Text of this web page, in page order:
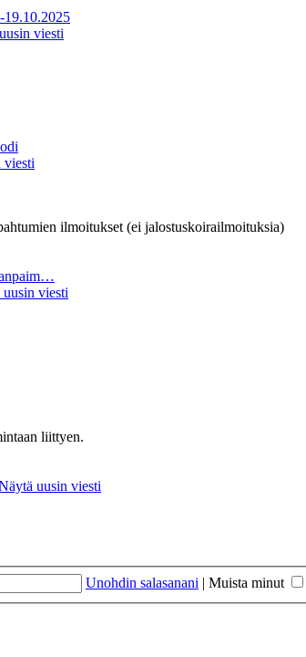
viesti
viesti
ilmoitukset (ei jalostuskoirailmoituksia)
uusin viesti
liittyen.
uusin viesti
Unohdin salasanani | Muista minut